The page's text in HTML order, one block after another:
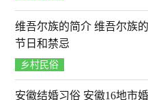
维吾尔族的简介 维吾尔族
节日和禁忌
乡村民俗
安徽结婚习俗 安徽16地市